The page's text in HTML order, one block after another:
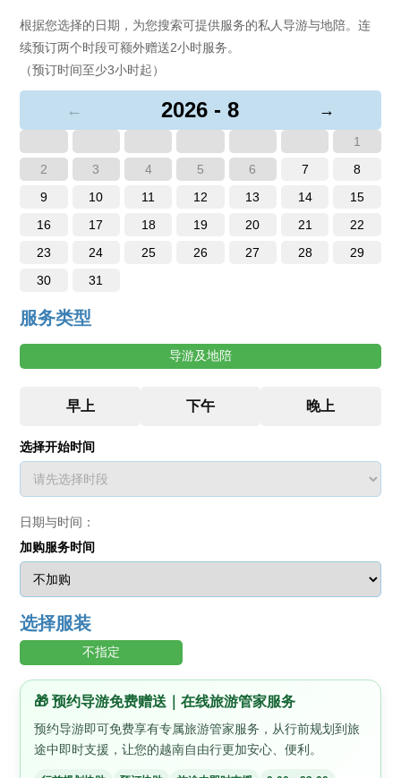
根据您选择的日期，为您搜索可提供服务的私人导游与地陪。连
续预订两个时段可额外赠送2小时服务。
（预订时间至少3小时起）
← 2026 - 8 →
1
2
3 4 5 6 7
8
9
10 11 12 13 14
15
16
17 18 19 20 21
22
23
24 25 26 27 28
29
30
31
服务类型
导游及地陪
选择开始时间
日期与时间：
加购服务时间
选择服装
不指定
🎁 预约导游免费赠送｜在线旅游管家服务
预约导游即可免费享有专属旅游管家服务，从行前规划到旅
途中即时支援，让您的越南自由行更加安心、便利。